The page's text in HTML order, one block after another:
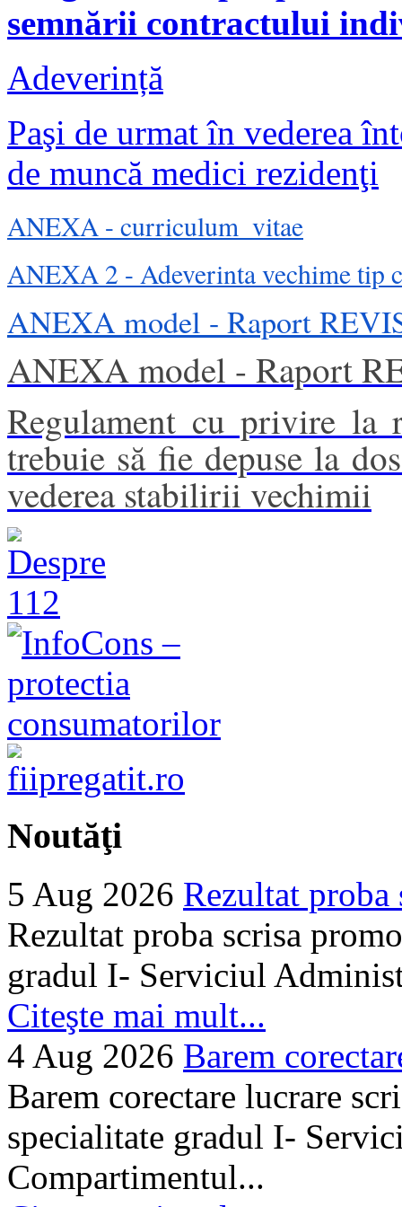
semnării contractului
Adeverință
Paşi de urmat în vederea
de muncă medici rezidenţi
ANEXA - curriculum_vitae
ANEXA 2 - Adeverinta vechime tip
ANEXA model - Raport
ANEXA model - Raport
Regulament cu privire la
trebuie să fie depuse la
vederea stabilirii vechimii
Noutăţi
5 Aug 2026 Rezultat proba
Rezultat proba scrisa
gradul I- Serviciul
Citeşte mai mult...
4 Aug 2026 Barem
Barem corectare lucrare
specialitate gradul I-
Compartimentul...